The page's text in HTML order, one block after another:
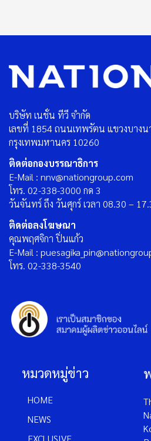
บริษัท เนชั่น ทีวี จำกัด
เลขที่ 1854 ถนนเทพรัตน แขวงบางน
กรุงเทพมหานคร 10260
ติดต่อกองบรรณาธิการ
E-Mail : nnv@nationgroup.com
โทร. 02-338-3000 กด 3
วันจันทร์ ถึง วันศุกร์ เวลา 08.30 –
ติดต่อลงโฆษณา
คุณพฤศจิกา ปิ่นแก้ว
E-Mail :
โทร. 02-338-3540
หมวดหมู่ข่าว
HOME
NEWS
EXCLUSIVE